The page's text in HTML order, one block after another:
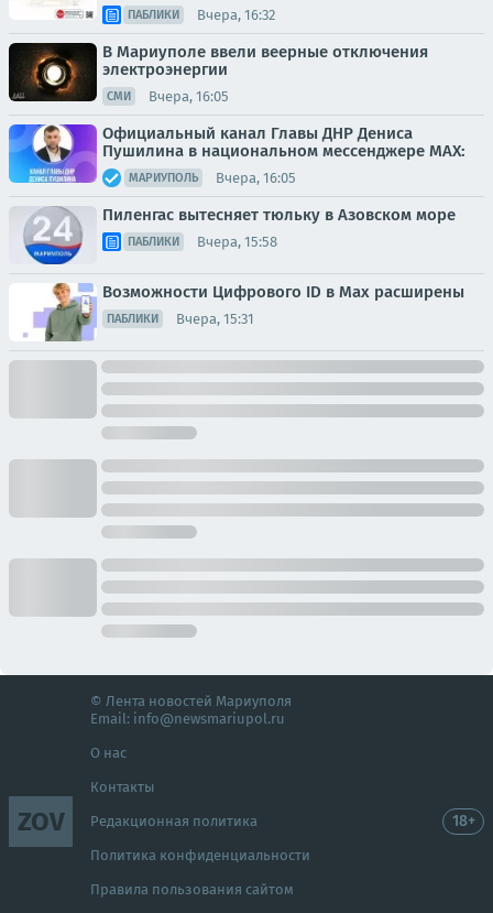
ПАБЛИКИ Вчера, 16:32
В Мариуполе ввели веерные отключения
электроэнергии
СМИ Вчера, 16:05
Официальный канал Главы ДНР Дениса
Пушилина в национальном мессенджере MAX:
МАРИУПОЛЬ Вчера, 16:05
Пиленгас вытесняет тюльку в Азовском море
ПАБЛИКИ Вчера, 15:58
Возможности Цифрового ID в Мах расширены
ПАБЛИКИ Вчера, 15:31
ZOV
© Лента новостей Мариуполя
Email: info@newsmariupol.ru
О нас
Контакты
Редакционная политика
Политика конфиденциальности
Правила пользования сайтом
18+